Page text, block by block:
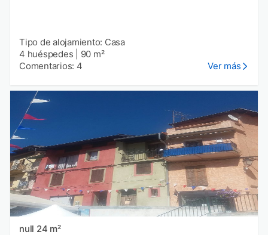
Tipo de alojamiento: Casa
4 huéspedes
90 m²
Comentarios: 4
Ver más
null 24 m²